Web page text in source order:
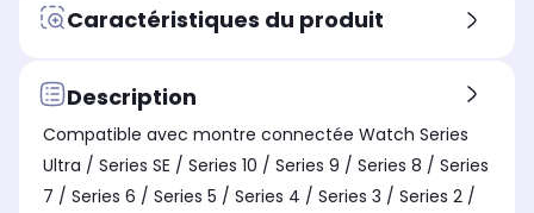
Caractéristiques du produit
Description
Compatible avec montre connectée Watch Series
Ultra / Series SE / Series 10 / Series 9 / Series 8 / Series
7 / Series 6 / Series 5 / Series 4 / Series 3 / Series 2 /